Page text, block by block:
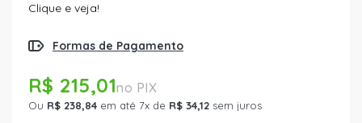
Clique e veja!
Formas de Pagamento
R$ 215,01
Ou R$ 238,84 em até 7x de R$ 34,12 sem juros